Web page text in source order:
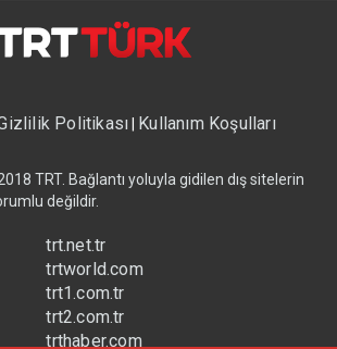
Politikası| Kullanım Koşulları
TRT. Bağlantı yoluyla gidilen dış sitelerin
değildir.
trt.net.tr
trtworld.com
trt1.com.tr
trt2.com.tr
trthaber.com